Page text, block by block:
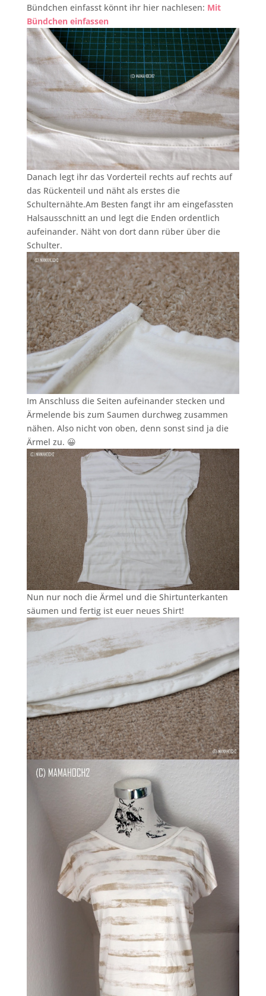
Bündchen einfasst könnt ihr hier nachlesen: Mit
Bündchen einfassen
Danach legt ihr das Vorderteil rechts auf rechts auf
das Rückenteil und näht als erstes die
Schulternähte.Am Besten fangt ihr am eingefassten
Halsausschnitt an und legt die Enden ordentlich
aufeinander. Näht von dort dann rüber über die
Schulter.
Im Anschluss die Seiten aufeinander stecken und
Ärmelende bis zum Saumen durchweg zusammen
nähen. Also nicht von oben, denn sonst sind ja die
Ärmel zu. 😀
Nun nur noch die Ärmel und die Shirtunterkanten
säumen und fertig ist euer neues Shirt!